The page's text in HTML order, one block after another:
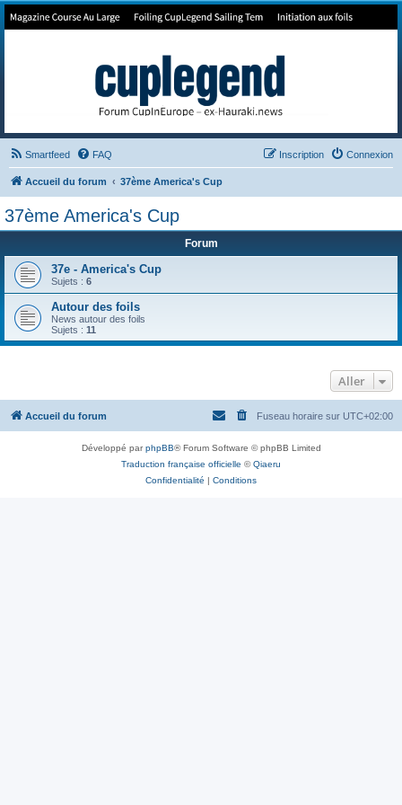
Forum de Cup In Europe
Smartfeed FAQ Connexion
Inscription
Accueil du forum 37ème America's Cup
37ème America's Cup
Forum
37e - America's Cup
Sujets : 6
Autour des foils
News autour des foils
Sujets : 11
Aller
Accueil du forum Fuseau horaire sur UTC+02:00
Développé parphpBB® Forum Software © phpBB Limited
Traduction française officielle ©Qiaeru
Confidentialité
Conditions